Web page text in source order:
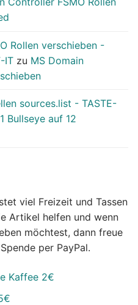
Rollen verschieben -
IT zu MS Domain
sources.list - TASTE-
Bullseye auf 12
viel Freizeit und Tassen
Artikel helfen und wenn
möchtest, dann freue
per PayPal.
Kaffee 2€